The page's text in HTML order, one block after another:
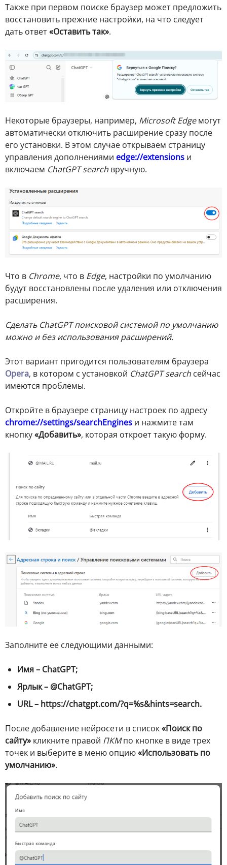
Также при первом поиске браузер может предложить
восстановить прежние настройки, на что следует
дать ответ«Оставить так».
Некоторые браузеры, например, Microsoft Edgeмогут
автоматически отключить расширение сразу после
его установки. В этом случае открываем страницу
управления дополнениями edge://extensions и
включаем ChatGPT search вручную.
Что в Chrome, что в Edge, настройки по умолчанию
будут восстановлены после удаления или отключения
расширения.
Сделать ChatGPT поисковой системой по умолчанию
можно и без использования расширений.
Этот вариант пригодится пользователям браузера
Opera, в котором с установкой ChatGPT search сейчас
имеются проблемы.
Откройте в браузере страницу настроек по адресу
chrome://settings/searchEngines и нажмите там
кнопку«Добавить», которая откроет такую форму.
Заполните ее следующими данными:
Имя – ChatGPT;
Ярлык – @ChatGPT;
URL – https://chatgpt.com/?q=%s&hints=search.
После добавление нейросети в список«Поиск по
сайту» кликните правой ПКМпо кнопке в виде трех
точек и выберите в меню опцию«Использовать по
умолчанию».